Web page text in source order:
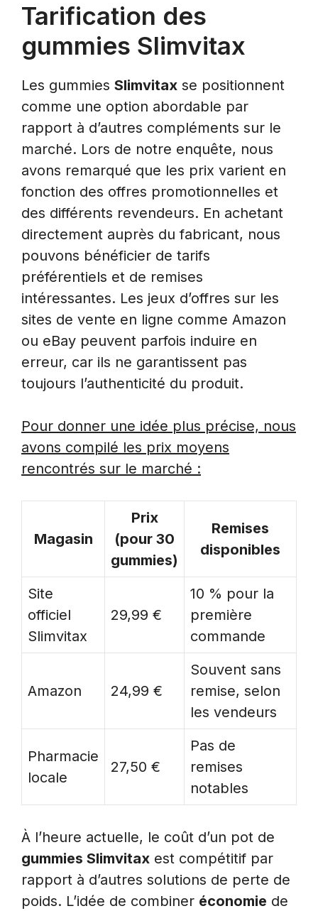
Tarification des
gummies Slimvitax
Les gummies Slimvitax se positionnent
comme une option abordable par
rapport à d’autres compléments sur le
marché. Lors de notre enquête, nous
avons remarqué que les prix varient en
fonction des offres promotionnelles et
des différents revendeurs. En achetant
directement auprès du fabricant, nous
pouvons bénéficier de tarifs
préférentiels et de remises
intéressantes. Les jeux d’offres sur les
sites de vente en ligne comme Amazon
ou eBay peuvent parfois induire en
erreur, car ils ne garantissent pas
toujours l’authenticité du produit.
Pour donner une idée plus précise, nous
avons compilé les prix moyens
rencontrés sur le marché :
Magasin
Prix
(pour 30
gummies)
Remises
disponibles
Site
officiel
Slimvitax
29,99 €
10 % pour la
première
commande
Amazon 24,99 €
Souvent sans
remise, selon
les vendeurs
Pharmacie
locale
27,50 €
Pas de
remises
notables
À l’heure actuelle, le coût d’un pot de
gummies Slimvitax est compétitif par
rapport à d’autres solutions de perte de
poids. L’idée de combiner économie de